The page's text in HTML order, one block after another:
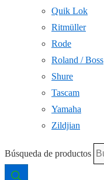
Quik Lok
Ritmüller
Rode
Roland / Boss
Shure
Tascam
Yamaha
Zildjian
Búsqueda de productos